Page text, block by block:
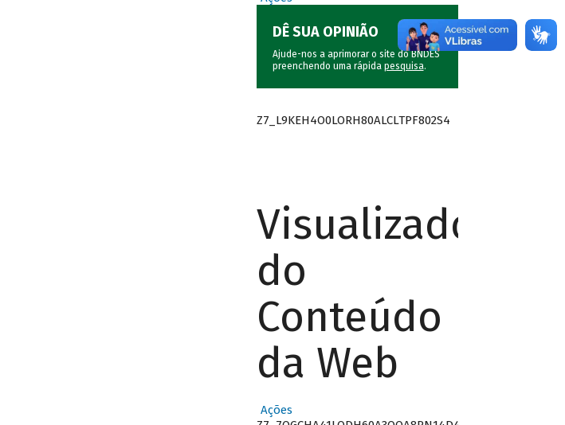
DÊ SUA OPINIÃO
Ajude-nos a aprimorar o site do BNDES
preenchendo uma rápida pesquisa.
Z7_L9KEH4O0LORH80ALCLTPF802S4
Visualizador
do
Conteúdo
da Web
Ações